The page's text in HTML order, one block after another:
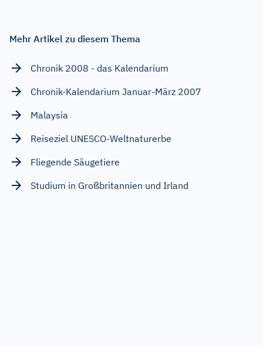
Mehr Artikel zu diesem Thema
Chronik 2008 - das Kalendarium
Chronik-Kalendarium Januar-März 2007
Malaysia
Reiseziel UNESCO-Weltnaturerbe
Fliegende Säugetiere
Studium in Großbritannien und Irland